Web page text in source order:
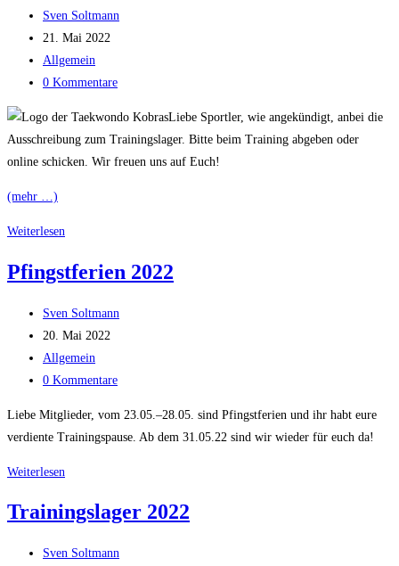
Beitrags-
Autor:
Sven Soltmann
Beitrag
veröffentlicht:
21. Mai 2022
Beitrags-
Kategorie:
Allgemein
Beitrags-
0 Kommentare
Liebe Sportler, wie angekündigt, anbei die
Ausschreibung zum Trainingslager. Bitte beim Training abgeben oder
online schicken. Wir freuen uns auf Euch!
(mehr …)
Weiterlesen
2022
Pfingstferien 2022
Beitrags-
Autor:
Sven Soltmann
Beitrag
veröffentlicht:
20. Mai 2022
Beitrags-
Kategorie:
Allgemein
Beitrags-
0 Kommentare
Liebe Mitglieder, vom 23.05.–28.05. sind Pfingstferien und ihr habt eure
verdiente Trainingspause. Ab dem 31.05.22 sind wir wieder für euch da!
Weiterlesen
Trainingslager 2022
Beitrags-
Sven Soltmann